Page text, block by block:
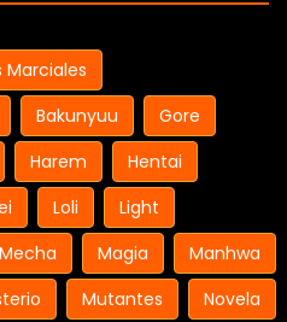
Marciales
Bakunyuu
Gore
Harem
Hentai
Loli
Light
Mecha Magia
Manhwa
Mutantes
Novela